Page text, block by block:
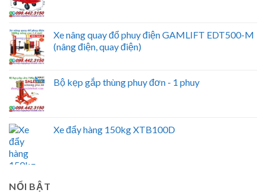
Xe nâng quay đổ phuy điện GAMLIFT EDT500-M
(nâng điện, quay điện)
Bộ kẹp gắp thùng phuy đơn - 1 phuy
Xe đẩy hàng 150kg XTB100D
NỔI BẬT